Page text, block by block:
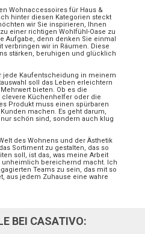
Wohnaccessoires für Haus &
hinter diesen Kategorien steckt
wir Sie inspirieren, Ihnen
einer richtigen Wohlfühl-Oase zu
Aufgabe, denn denken Sie einmal
verbringen wir in Räumen. Diese
stärken, beruhigen und glücklich
jede Kaufentscheidung in meinem
soll das Leben erleichtern
bieten. Ob es die
Küchenhelfer oder die
Produkt muss einen spürbaren
machen. Es geht darum,
schön sind, sondern auch klug
des Wohnens und der Ästhetik
Sortiment zu gestalten, das so
soll, ist das, was meine Arbeit
unheimlich bereichernd macht. Ich
Teams zu sein, das mit so
aus jedem Zuhause eine wahre
BEI CASATIVO: